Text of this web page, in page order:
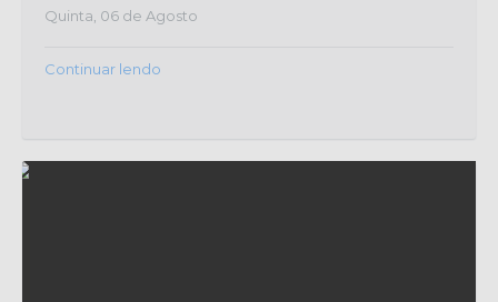
Quinta, 06 de Agosto
Continuar lendo